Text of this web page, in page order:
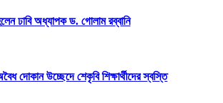
ঢাবি অধ্যাপক ড. গোলাম রব্বানি
দোকান উচ্ছেদে শেকৃবি শিক্ষার্থীদের স্বস্তি